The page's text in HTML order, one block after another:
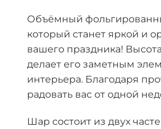
Объёмный
который станет яркой и
вашего праздника!
делает его заметным
интерьера. Благодаря
радовать вас от одной
Шар состоит из двух